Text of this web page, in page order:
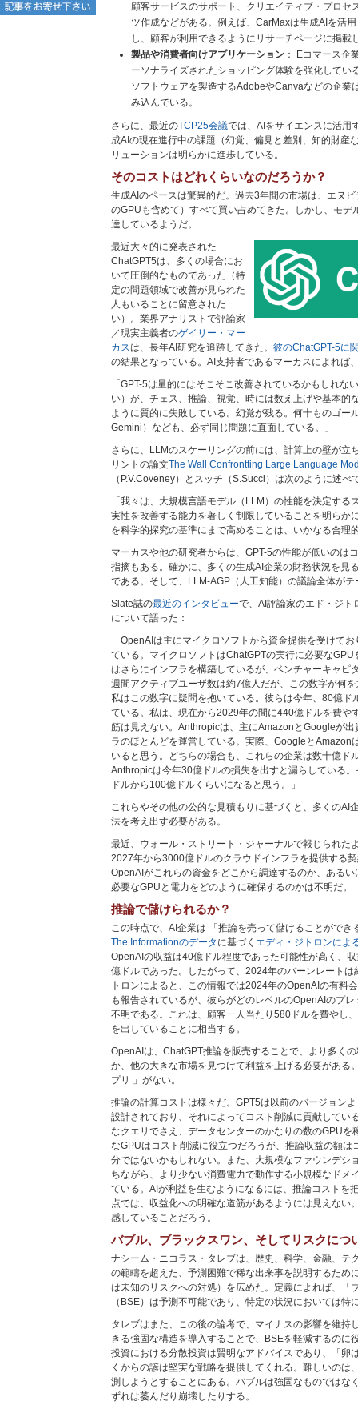
顧客サービスのサポート、クリエイティブ・プロセ
ツ作成などがある。例えば、CarMaxは生成AIを活
し、顧客が利用できるようにリサーチページに掲載
製品や消費者向けアプリケーション： Eコマース企
ーソナライズされたショッピング体験を強化してい
ソフトウェアを製造するAdobeやCanvaなどの企業
み込んでいる。
さらに、最近のTCP25会議では、AIをサイエンスに活用
成AIの現在進行中の課題（幻覚、偏見と差別、知的財産
リューションは明らかに進歩している。
そのコストはどれくらいなのだろうか？
生成AIのペースは驚異的だ。過去3年間の市場は、エヌ
のGPUも含めて）すべて買い占めてきた。しかし、モデ
達しているようだ。
最近大々的に発表された
ChatGPT5は、多くの場合にお
いて圧倒的なものであった（特
定の問題領域で改善が見られた
人もいることに留意された
い）。業界アナリストで評論家
／現実主義者のゲイリー・マー
カスは、長年AI研究を追跡してきた。 彼のChatGPT-5に
の結果となっている。AI支持者であるマーカスによれば
「GPT-5は量的にはそこそこ改善されているかもしれな
い）が、チェス、推論、視覚、時には数え上げや基本的
ように質的に失敗している。幻覚が残る。何十ものゴー
Gemini）なども、必ず同じ問題に直面している。」
さらに、LLMのスケーリングの前には、計算上の壁が立
リントの論文The Wall Confrontting Large Language
（P.V.Coveney）とスッチ（S.Succi）は次のように述べ
「我々は、大規模言語モデル（LLM）の性能を決定する
実性を改善する能力を著しく制限していることを明らか
を科学的探究の基準にまで高めることは、いかなる合理
マーカスや他の研究者からは、GPT-5の性能が低いのは
指摘もある。確かに、多くの生成AI企業の財務状況を見
である。そして、LLM-AGP（人工知能）の議論全体が
Slate誌の最近のインタビューで、AI評論家のエド・ジ
について語った：
「OpenAIは主にマイクロソフトから資金提供を受けて
ている。マイクロソフトはChatGPTの実行に必要な
はさらにインフラを構築しているが、ベンチャーキャピ
週間アクティブユーザ数は約7億人だが、この数字が何
私はこの数字に疑問を抱いている。彼らは今年、80億ド
ている。私は、現在から2029年の間に440億ドルを費や
筋は見えない。Anthropicは、主にAmazonとGoogleが
ラのほとんどを運営している。実際、GoogleとAmazon
いると思う。どちらの場合も、これらの企業は数十億ド
Anthropicは今年30億ドルの損失を出すと漏らしている
ドルから100億ドルくらいになると思う。」
これらやその他の公的な見積もりに基づくと、多くのAI
法を考え出す必要がある。
最近、ウォール・ストリート・ジャーナルで報じられた
2027年から3000億ドルのクラウドインフラを提供する
OpenAIがこれらの資金をどこから調達するのか、ある
必要なGPUと電力をどのように確保するのかは不明だ。
推論で儲けられるか？
この時点で、AI企業は 「推論を売って儲けることができ
The Informationのデータ に基づく エディ・ジトロンによ
OpenAIの収益は40億ドル程度であった可能性が高く、
億ドルであった。したがって、2024年のバーンレート
トロンによると、この情報では2024年のOpenAIの有料
も報告されているが、彼らがどのレベルのOpenAIのプ
不明である。これは、顧客一人当たり580ドルを費やし
を出していることに相当する。
OpenAIは、ChatGPT推論を販売することで、より多く
か、他の大きな市場を見つけて利益を上げる必要がある
プリ 」がない。
推論の計算コストは様々だ。GPT5は以前のバージョン
設計されており、それによってコスト削減に貢献してい
なクエリでさえ、データセンターのかなりの数のGPUを
なGPUはコスト削減に役立つだろうが、推論収益の額は
分ではないかもしれない。また、大規模なファウンデシ
ちながら、より少ない消費電力で動作する小規模なドメ
ている。AIが利益を生むようになるには、推論コストを
点では、収益化への明確な道筋があるようには見えない
感していることだろう。
バブル、ブラックスワン、そしてリスクにつ
ナシーム・ニコラス・タレブは、歴史、科学、金融、テ
の範疇を超えた、予測困難で稀な出来事を説明するため
は未知のリスクへの対処）を広めた。定義によれば、「
（BSE）は予測不可能であり、特定の状況においては特
タレブはまた、この後の論考で、マイナスの影響を維持
きる強固な構造を導入することで、BSEを軽減するのに
投資における分散投資は賢明なアドバイスであり、「卵
くからの諺は堅実な戦略を提供してくれる。難しいのは
測しようとすることにある。バブルは強固なものではな
ずれは萎んだり崩壊したりする。